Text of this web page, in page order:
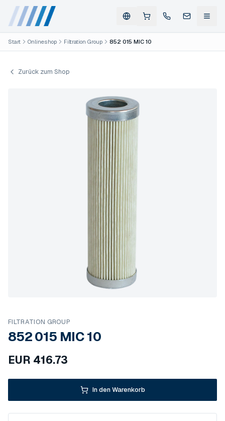
Start Onlineshop Filtration Group 852 015 MIC 10
Zurück zum Shop
FILTRATION GROUP
852 015 MIC 10
EUR 416.73
In den Warenkorb